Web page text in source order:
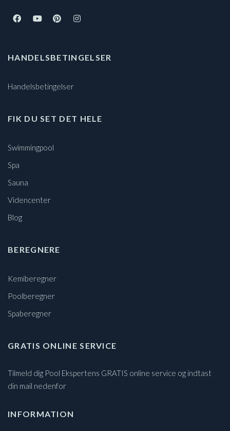
HANDELSBETINGELSER
Handelsbetingelser
FIK DU SET DET HELE
Swimmingpool
Spa
Sauna
Videncenter
Blog
BEREGNERE
Kemiberegner
Poolberegner
Spaberegner
GRATIS ONLINE SERVICE
Tilmeld dig Pool Ekspertens GRATIS online service og indtast
din mail nedenfor
INFORMATION